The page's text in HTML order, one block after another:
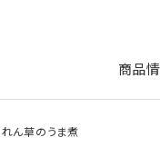
商品
ん草のうま煮